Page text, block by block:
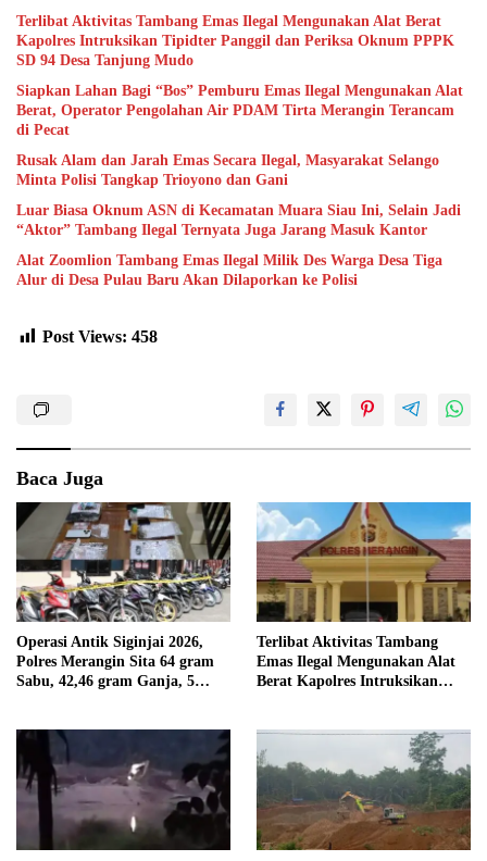
Terlibat Aktivitas Tambang Emas Ilegal Mengunakan Alat Berat
Kapolres Intruksikan Tipidter Panggil dan Periksa Oknum PPPK
SD 94 Desa Tanjung Mudo
Siapkan Lahan Bagi “Bos” Pemburu Emas Ilegal Mengunakan Alat
Berat, Operator Pengolahan Air PDAM Tirta Merangin Terancam
di Pecat
Rusak Alam dan Jarah Emas Secara Ilegal, Masyarakat Selango
Minta Polisi Tangkap Trioyono dan Gani
Luar Biasa Oknum ASN di Kecamatan Muara Siau Ini, Selain Jadi
“Aktor” Tambang Ilegal Ternyata Juga Jarang Masuk Kantor
Alat Zoomlion Tambang Emas Ilegal Milik Des Warga Desa Tiga
Alur di Desa Pulau Baru Akan Dilaporkan ke Polisi
Post Views: 458
Baca Juga
Operasi Antik Siginjai 2026,
Polres Merangin Sita 64 gram
Sabu, 42,46 gram Ganja, 5
Terlibat Aktivitas Tambang
Emas Ilegal Mengunakan Alat
Berat Kapolres Intruksikan
Tanjung Mudo